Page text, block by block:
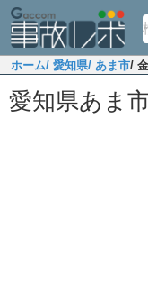
ホーム/ 愛知県/ あま市/
愛知県あま